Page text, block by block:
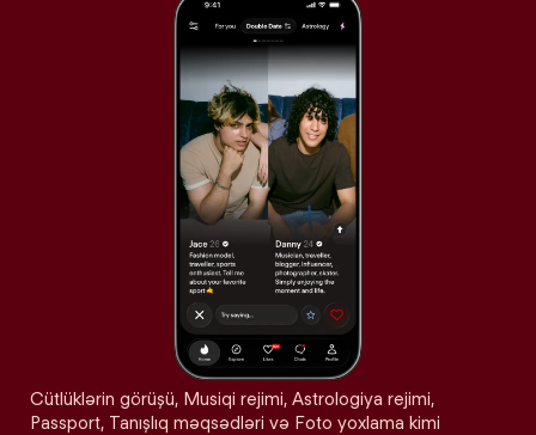
Cütlüklərin görüşü, Musiqi rejimi, Astrologiya rejimi,
Passport, Tanışlıq məqsədləri və Foto yoxlama kimi